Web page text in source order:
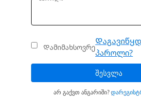
Დამიმახსოვრე
პაროლი?
ᲨᲔᲡᲕᲚᲐ
არ გაქვთ ანგარიში?